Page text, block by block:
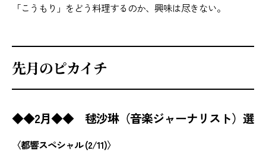
「こうもり」をどう料理するのか、興味は尽きない。
先月のピカイチ
◆◆2月◆◆ 毬沙琳（音楽ジャーナリスト）選
〈都響スペシャル (2/11)〉